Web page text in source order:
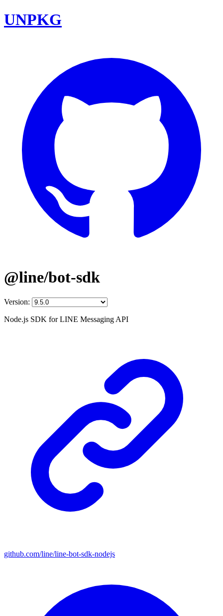
UNPKG
@line/bot-sdk
Version:
Node.js SDK for LINE Messaging API
github.com/line/line-bot-sdk-nodejs